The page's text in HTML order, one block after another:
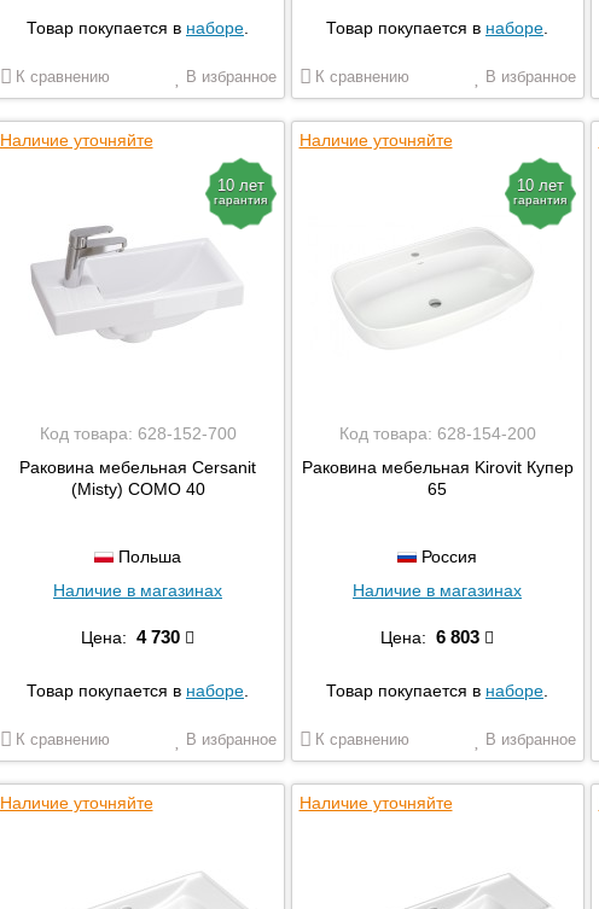
Товар покупается в наборе
К сравнению В избранное
Товар покупается в наборе
К сравнению В избранное
Наличие уточняйте
10 лет
гарантия
Код товара: 628-152-700
Раковина мебельная Cersanit
(Misty) COMO 40
Польша
Наличие в магазинах
Цена: 4 730
Товар покупается в наборе
К сравнению В избранное
Наличие уточняйте
10 лет
гарантия
Код товара: 628-154-200
Раковина мебельная Kirovit Купер
65
Россия
Наличие в магазинах
Цена: 6 803
Товар покупается в наборе
К сравнению В избранное
Наличие уточняйте Наличие уточняйте